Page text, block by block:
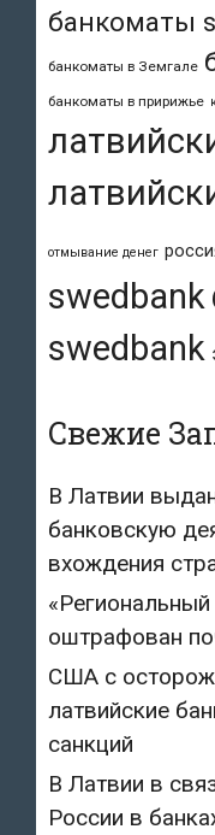
банкоматы
банкоматы в Земгале
банкоматы в пририжье
отмывание денег
swedbank
swedbank
Свежие
В Латвии
банковскую
вхождения
оштрафован
США с
латвийские
санкций
В Латвии в
России в